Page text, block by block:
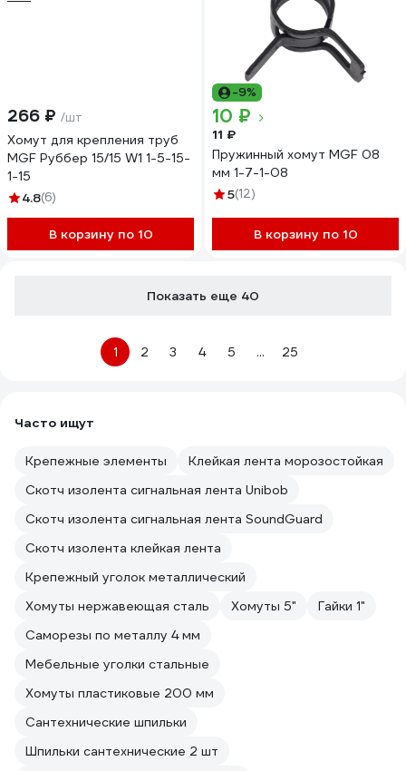
266 ₽ /шт
Хомут для крепления труб
MGF Руббер 15/15 W1 1-5-15-
1-15
4.8(6)
В корзину по 10
-9%
10 ₽
11 ₽
Пружинный хомут MGF 08
мм 1-7-1-08
5(12)
В корзину по 10
Показать еще 40
1 2 3 4 5 ... 25
Часто ищут
Крепежные элементы
Клейкая лента морозостойкая
Скотч изолента сигнальная лента Unibob
Скотч изолента сигнальная лента SoundGuard
Скотч изолента клейкая лента
Крепежный уголок металлический
Хомуты нержавеющая сталь
Хомуты 5"
Гайки 1"
Саморезы по металлу 4 мм
Мебельные уголки стальные
Хомуты пластиковые 200 мм
Сантехнические шпильки
Шпильки сантехнические 2 шт